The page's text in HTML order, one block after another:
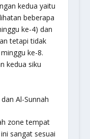
kedua yaitu
beberapa
ke-4) dan
tetapi tidak
ke-8.
kedua siku
Al-Sunnah
zone tempat
sangat sesuai